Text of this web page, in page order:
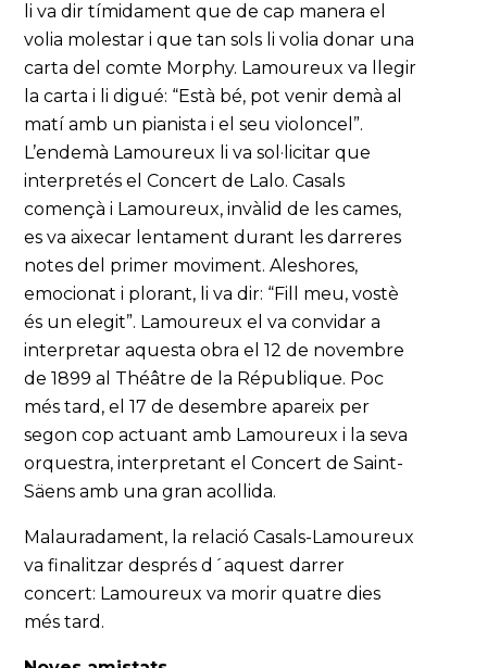
li va dir tímidament que de cap manera el
volia molestar i que tan sols li volia donar una
carta del comte Morphy. Lamoureux va llegir
la carta i li digué: “Està bé, pot venir demà al
matí amb un pianista i el seu violoncel”.
L’endemà Lamoureux li va sol·licitar que
interpretés el Concert de Lalo. Casals
començà i Lamoureux, invàlid de les cames,
es va aixecar lentament durant les darreres
notes del primer moviment. Aleshores,
emocionat i plorant, li va dir: “Fill meu, vostè
és un elegit”. Lamoureux el va convidar a
interpretar aquesta obra el 12 de novembre
de 1899 al Théâtre de la République. Poc
més tard, el 17 de desembre apareix per
segon cop actuant amb Lamoureux i la seva
orquestra, interpretant el Concert de Saint-
Säens amb una gran acollida.
Malauradament, la relació Casals-Lamoureux
va finalitzar després d´aquest darrer
concert: Lamoureux va morir quatre dies
més tard.